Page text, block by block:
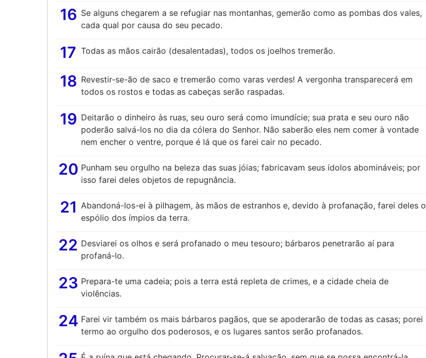
16 Se alguns chegarem a se refugiar nas montanhas, gemerão como as pombas dos vales,
cada qual por causa do seu pecado.
17 Todas as mãos cairão (desalentadas), todos os joelhos tremerão.
18 Revestir-se-ão de saco e tremerão como varas verdes! A vergonha transparecerá em
todos os rostos e todas as cabeças serão raspadas.
19 Deitarão o dinheiro às ruas, seu ouro será como imundície; sua prata e seu ouro não
poderão salvá-los no dia da cólera do Senhor. Não saberão eles nem comer à vontade
nem encher o ventre, porque é lá que os farei cair no pecado.
20 Punham seu orgulho na beleza das suas jóias; fabricavam seus ídolos abomináveis; por
isso farei deles objetos de repugnância.
21 Abandoná-los-ei à pilhagem, às mãos de estranhos e, devido à profanação, farei deles o
espólio dos ímpios da terra.
22 Desviarei os olhos e será profanado o meu tesouro; bárbaros penetrarão aí para
profaná-lo.
23 Prepara-te uma cadeia; pois a terra está repleta de crimes, e a cidade cheia de
violências.
24 Farei vir também os mais bárbaros pagãos, que se apoderarão de todas as casas; porei
termo ao orgulho dos poderosos, e os lugares santos serão profanados.